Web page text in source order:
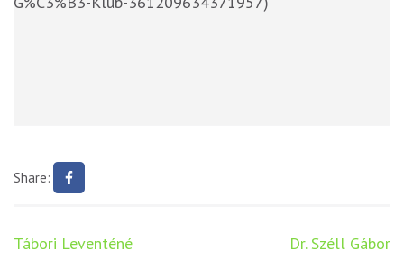
Share:
Bejegyzés
Tábori Leventéné Dr. Széll Gábor